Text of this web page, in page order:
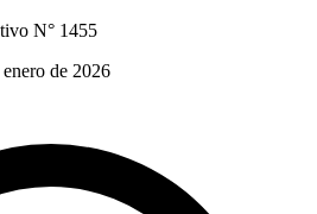
N° 1455
enero de 2026